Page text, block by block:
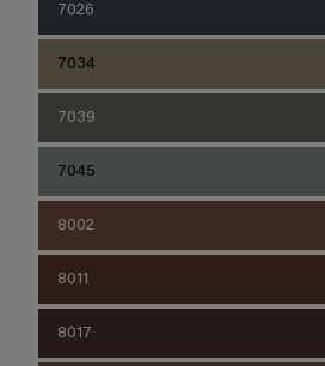
7026
7034
7039
7045
8002
8011
8017